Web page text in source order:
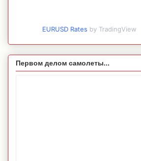
EURUSD Rates by TradingView
Первом делом самолеты...